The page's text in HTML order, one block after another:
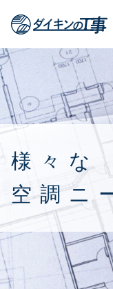
ダイキンの工事
施工体制
工事部材
技術力
新匠会のご案内
新匠会につい
様々な
空調ニ